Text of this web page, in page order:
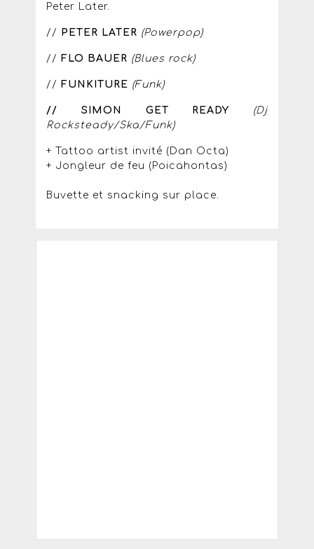
Peter Later.
// PETER LATER (Powerpop)
// FLO BAUER (Blues rock)
// FUNKITURE (Funk)
// SIMON GET READY (Dj
Rocksteady/Ska/Funk)
+ Tattoo artist invité (Dan Octa)
+ Jongleur de feu (Poicahontas)
Buvette et snacking sur place.